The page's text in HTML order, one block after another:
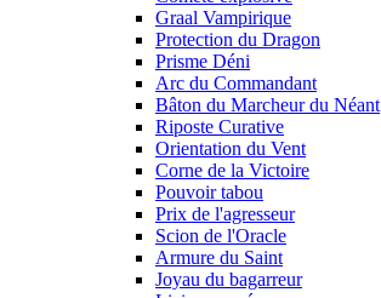
Graal Vampirique
Protection du Dragon
Prisme Déni
Arc du Commandant
Bâton du Marcheur du Néant
Riposte Curative
Orientation du Vent
Corne de la Victoire
Pouvoir tabou
Prix de l'agresseur
Scion de l'Oracle
Armure du Saint
Joyau du bagarreur